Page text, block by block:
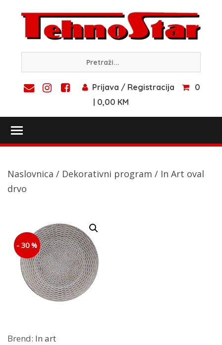
content
Prijava / Registracija
0
| 0,00 KM
Naslovnica / Dekorativni program / In Art oval
drvo
- 30 %
Brend: In art